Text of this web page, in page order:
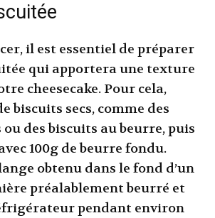
il est essentiel de préparer
qui apportera une texture
cheesecake. Pour cela,
biscuits secs, comme des
ou des biscuits au beurre, puis
100g de beurre fondu.
obtenu dans le fond d’un
préalablement beurré et
pendant environ